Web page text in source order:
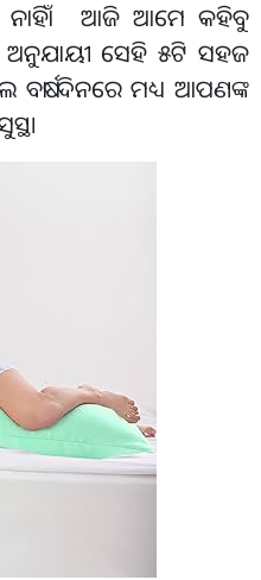
ନାହିାଁ ଆଜି ଆମେ କହିବୁ
ଅନୁଯାୟୀ ସେହି ୫ଟି ସହଜ
ଦିନରେ ମଧ୍ୟ ଆପଣଙ୍କ